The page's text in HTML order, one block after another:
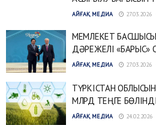
АЙҒАҚ МЕДИА 27.03.2026
МЕМЛЕКЕТ БАСШЫСЫ
ДӘРЕЖЕЛІ «БАРЫС»
АЙҒАҚ МЕДИА 27.03.2026
ТҮРКІСТАН
МЛРД ТЕҢГЕ БӨЛІНДІ
АЙҒАҚ МЕДИА 24.02.2026